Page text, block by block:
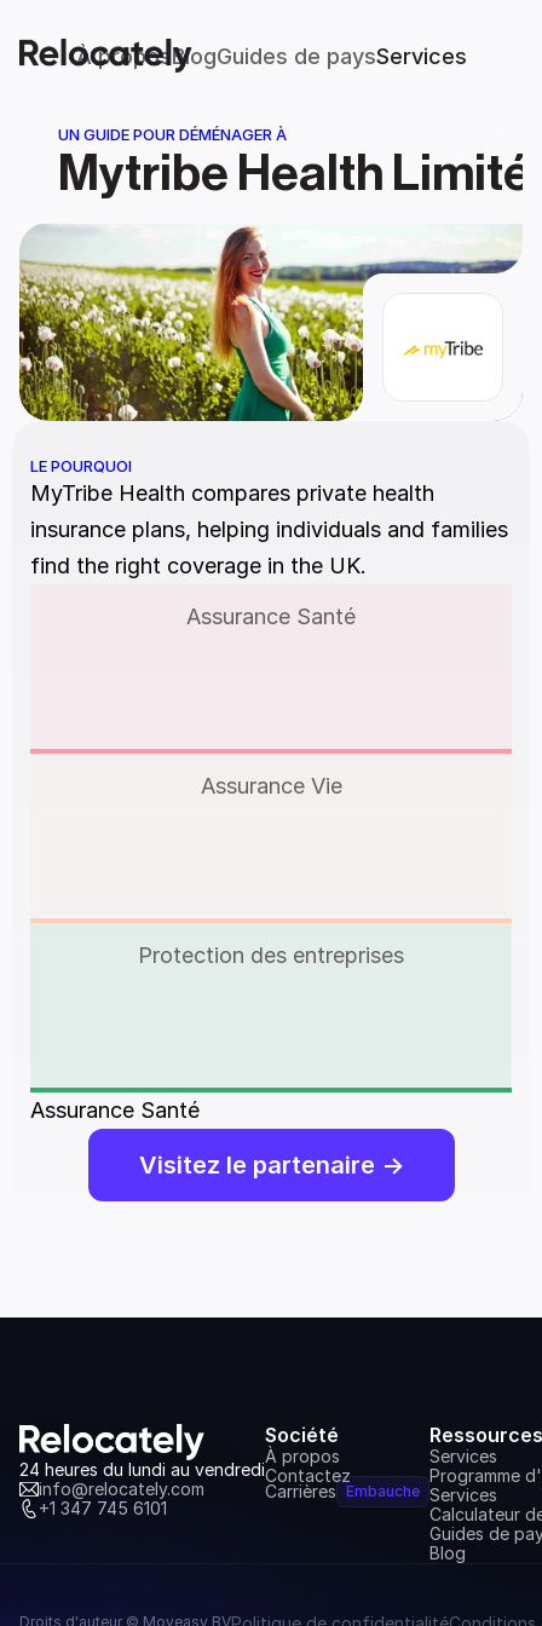
À propos BlogGuides de paysServices
UN GUIDE POUR DÉMÉNAGER À
Mytribe Health
LE POURQUOI
MyTribe Health compares private health
insurance plans, helping individuals and families
find the right coverage in the UK.
Assurance Santé
Assurance Vie
Protection des entreprises
Assurance Santé
Visitez le partenaire ->
24 heures du lundi au vendredi
info@relocately.com
+1 347 745 6101
Société
À propos
Contactez
Carrières Embauche
Ressources
Services
Programme
Services
Calculateur
Guides de
Blog
Droits d'auteur © Moveasy BV